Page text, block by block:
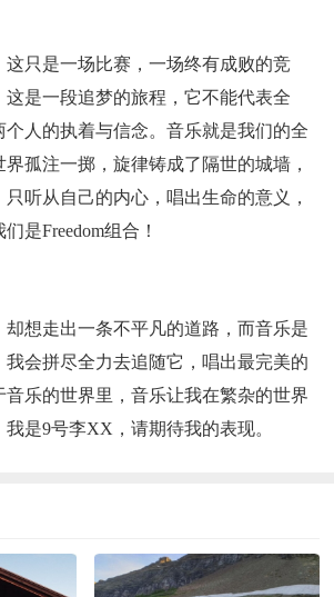
这只是一场比赛，一场终有成败的竞
是一段追梦的旅程，它不能代表全
人的执着与信念。音乐就是我们的全
孤注一掷，旋律铸成了隔世的城墙，
听从自己的内心，唱出生命的意义，
是Freedom组合！
却想走出一条不平凡的道路，而音乐是
会拼尽全力去追随它，唱出最完美的
乐的世界里，音乐让我在繁杂的世界
是9号李XX，请期待我的表现。